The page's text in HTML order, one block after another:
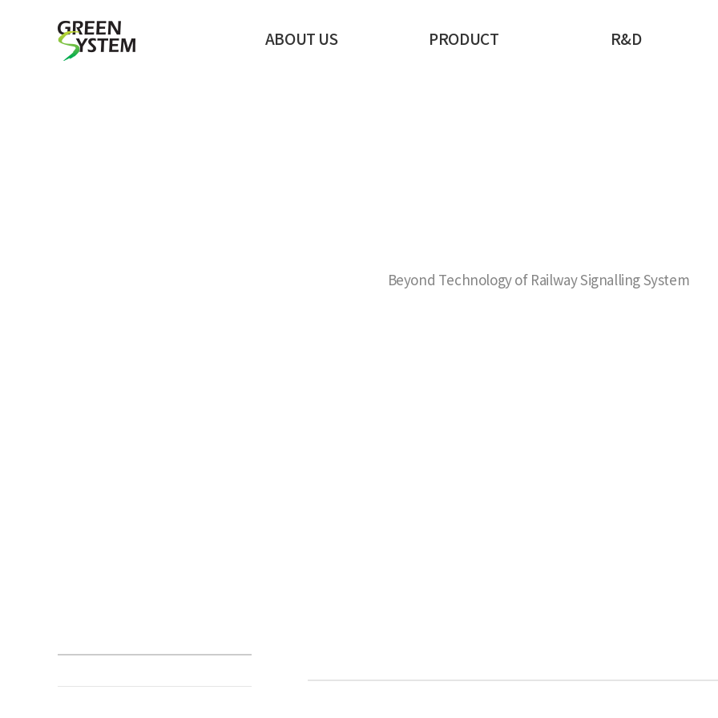
ABOUT US PRODUCT R&D
Beyond Technology of Railway Signalling System